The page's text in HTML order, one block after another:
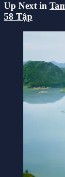
Up Next in
58 Tập